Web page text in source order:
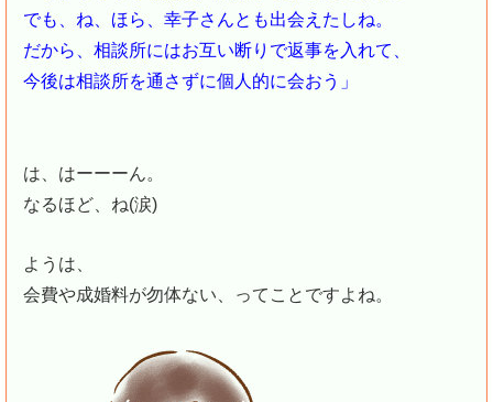
でも、ね、ほら、幸子さんとも出会えたしね。
だから、相談所にはお互い断りで返事を入れて、
今後は相談所を通さずに個人的に会おう」
は、はーーーん。
なるほど、ね(涙)
ようは、
会費や成婚料が勿体ない、ってことですよね。